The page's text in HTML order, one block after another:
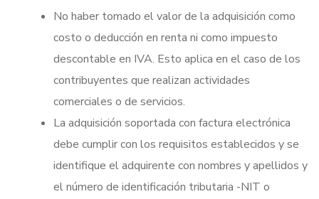
No haber tomado el valor de la adquisición como
costo o deducción en renta ni como impuesto
descontable en IVA. Esto aplica en el caso de los
contribuyentes que realizan actividades
comerciales o de servicios.
La adquisición soportada con factura electrónica
debe cumplir con los requisitos establecidos y se
identifique el adquirente con nombres y apellidos y
el número de identificación tributaria -NIT o